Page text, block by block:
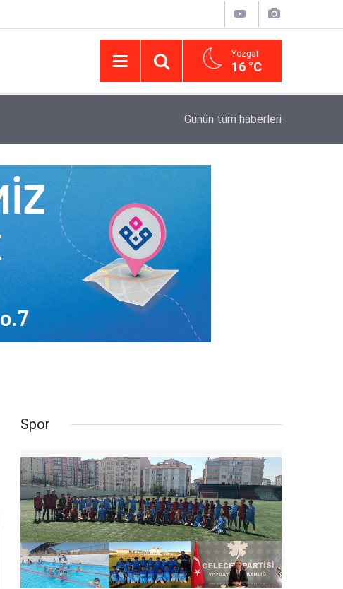
Yozgat
16 °C
Yargıtay’da iletişim hamlesi: Kurumsal
Günün tüm haberleri
Spor